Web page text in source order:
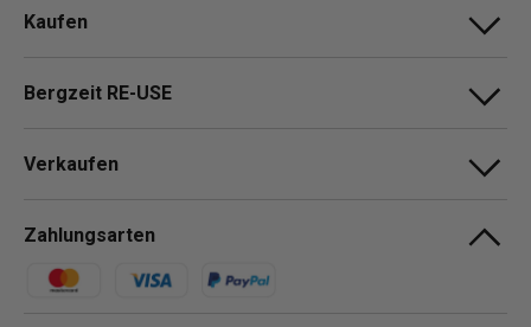
Kaufen
Bergzeit RE-USE
Verkaufen
Zahlungsarten
Zahlungsmethoden